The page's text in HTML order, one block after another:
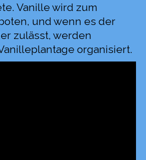
Vanille wird zum
und wenn es der
zulässt, werden
organisiert.